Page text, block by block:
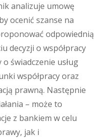
analizuje umowę
ocenić szanse na
odpowiednią
decyzji o współpracy
świadczenie usług
współpracy oraz
prawną. Następnie
– może to
z bankiem w celu
jak i